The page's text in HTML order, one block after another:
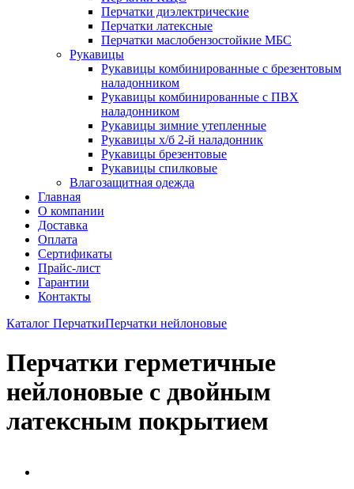
Перчатки диэлектрические
Перчатки латексные
Перчатки маслобензостойкие МБС
Рукавицы
Рукавицы комбинированные с брезентовым
наладонником
Рукавицы комбинированные с ПВХ
наладонником
Рукавицы зимние утепленные
Рукавицы х/б 2-й наладонник
Рукавицы брезентовые
Рукавицы спилковые
Влагозащитная одежда
Главная
О компании
Доставка
Оплата
Сертификаты
Прайс-лист
Гарантии
Контакты
Каталог ПерчаткиПерчатки нейлоновые
Перчатки герметичные
нейлоновые с двойным
латексным покрытием